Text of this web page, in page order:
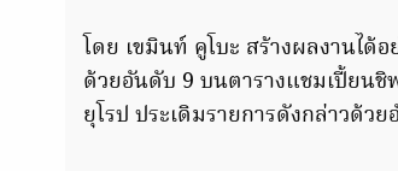
โดย เขมินท์ คูโบะ สร้างผลงานได้
ด้วยอันดับ 9 บนตารางแชมเปี้ยน
ยุโรป ประเดิมรายการดังกล่าวด้